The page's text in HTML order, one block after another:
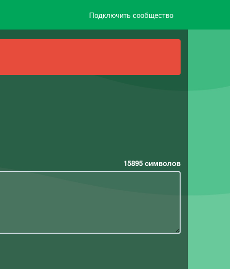
Подключить сообщество
15895символов